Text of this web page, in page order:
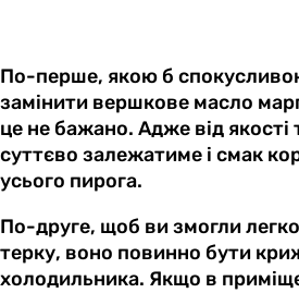
По-перше, якою б
замінити вершкове масло
це не бажано. Адже від якості
суттєво залежатиме і смак
усього пирога.
По-друге, щоб ви змогли
терку, воно повинно бути
холодильника. Якщо в